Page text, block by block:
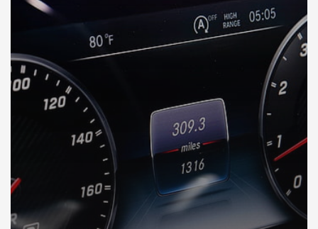
DÉCOUVREZ VOTRE INSPECTION AUTO en Chine